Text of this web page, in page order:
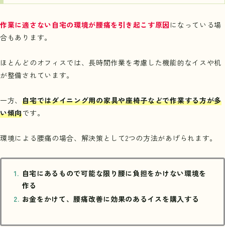
作業に適さない自宅の環境が腰痛を引き起こす原因 になっている場
合もあります。
ほとんどのオフィスでは、長時間作業を考慮した機能的なイスや机
が整備されています。
一方、自宅ではダイニング用の家具や座椅子などで作業する方が多
い傾向です。
環境による腰痛の場合、解決策として2つの方法があげられます。
自宅にあるもので可能な限り腰に負担をかけない環境を
作る
お金をかけて、腰痛改善に効果のあるイスを購入する